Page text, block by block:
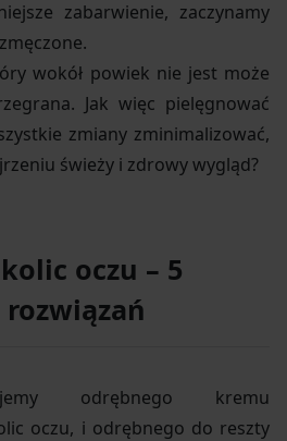
zabarwienie, zaczynamy
wokół powiek nie jest może
Jak więc pielęgnować
zmiany zminimalizować,
świeży i zdrowy wygląd?
oczu – 5
odrębnego kremu
oczu, i odrębnego do reszty